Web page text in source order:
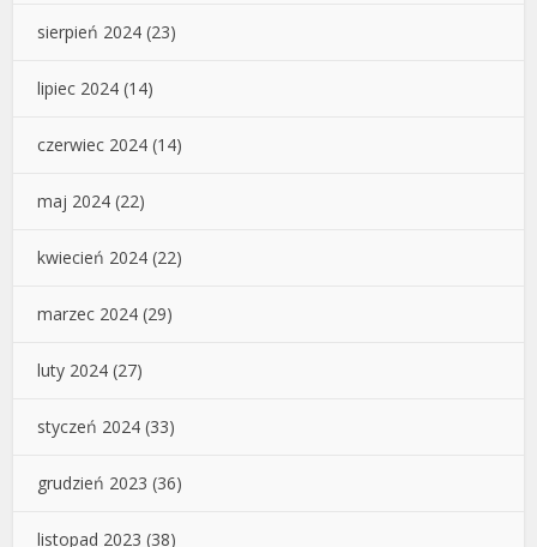
sierpień 2024 (23)
lipiec 2024 (14)
czerwiec 2024 (14)
maj 2024 (22)
kwiecień 2024 (22)
marzec 2024 (29)
luty 2024 (27)
styczeń 2024 (33)
grudzień 2023 (36)
listopad 2023 (38)